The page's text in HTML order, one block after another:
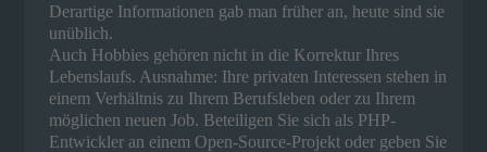
Derartige Informationen gab man früher an, heute sind sie
unüblich.
Auch Hobbies gehören nicht in die Korrektur Ihres
Lebenslaufs. Ausnahme: Ihre privaten Interessen stehen in
einem Verhältnis zu Ihrem Berufsleben oder zu Ihrem
möglichen neuen Job. Beteiligen Sie sich als PHP-
Entwickler an einem Open-Source-Projekt oder geben Sie